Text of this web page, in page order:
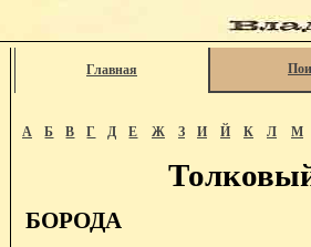
Главная
А Б В Г Д Е Ж З И Й К Л М
БОРОДА